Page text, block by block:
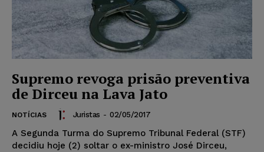
Supremo revoga prisão preventiva
de Dirceu na Lava Jato
NOTÍCIAS Juristas - 02/05/2017
A Segunda Turma do Supremo Tribunal Federal (STF)
decidiu hoje (2) soltar o ex-ministro José Dirceu,